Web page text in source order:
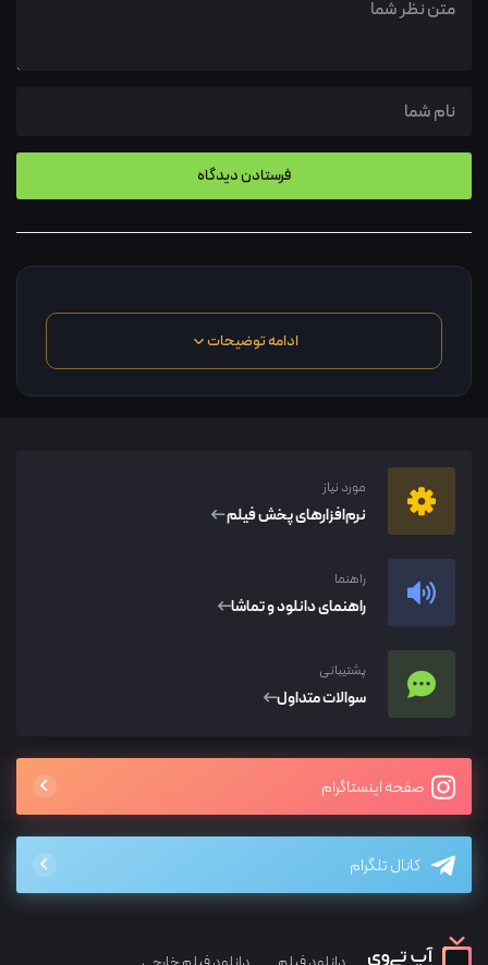
ادامه توضیحات
مورد نیاز
نرم‌افزار‌های پخش فیلم
راهنما
راهنمای دانلود و تماشا
پشتیبانی
سوالات متداول
صفحه اینستاگرام
کانال تلگرام